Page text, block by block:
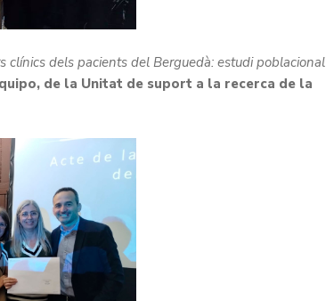
dels pacients del Berguedà: estudi poblacional
de la Unitat de suport a la recerca de la